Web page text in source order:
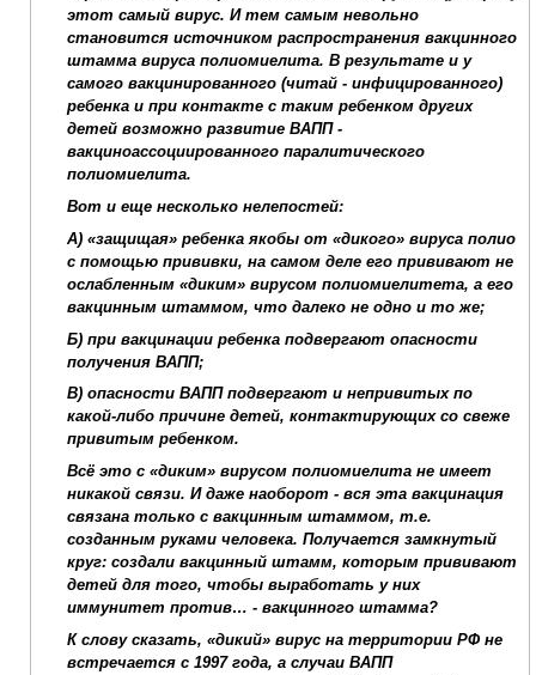
этот самый вирус. И тем самым невольно
становится источником распространения вакцинного
штамма вируса полиомиелита. В результате и у
самого вакцинированного (читай - инфицированного)
ребенка и при контакте с таким ребенком других
детей возможно развитие ВАПП -
вакциноассоциированного паралитического
полиомиелита.
Вот и еще несколько нелепостей:
А) «защищая» ребенка якобы от «дикого» вируса полио
с помощью прививки, на самом деле его прививают не
ослабленным «диким» вирусом полиомиелитета, а его
вакцинным штаммом, что далеко не одно и то же;
Б) при вакцинации ребенка подвергают опасности
получения ВАПП;
В) опасности ВАПП подвергают и непривитых по
какой-либо причине детей, контактирующих со свеже
привитым ребенком.
Всё это с «диким» вирусом полиомиелита не имеет
никакой связи. И даже наоборот - вся эта вакцинация
связана только с вакцинным штаммом, т.е.
созданным руками человека. Получается замкнутый
круг: создали вакцинный штамм, которым прививают
детей для того, чтобы выработать у них
иммунитет против… - вакцинного штамма?
К слову сказать, «дикий» вирус на территории РФ не
встречается с 1997 года, а случаи ВАПП